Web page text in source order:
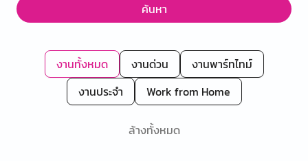
ค้นหา
งานทั้งหมด งานด่วน
งานพาร์ทไทม์
งานประจำ
Work from Home
ล้างทั้งหมด